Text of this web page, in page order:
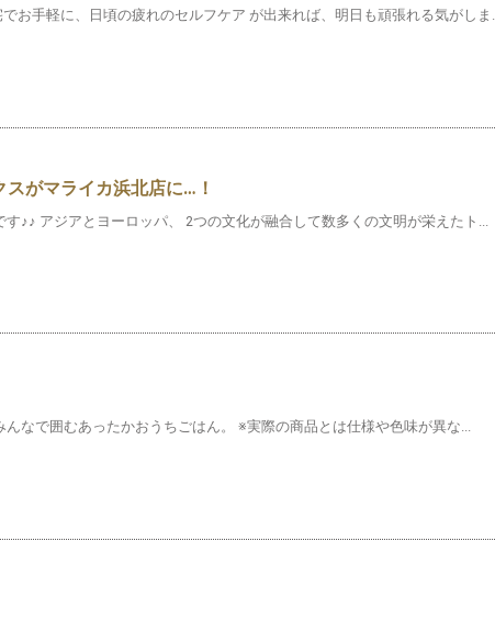
お手軽に、日頃の疲れのセルフケア が出来れば、明日も頑張れる気がしま...
スがマライカ浜北店に…！
す♪♪ アジアとヨーロッパ、 2つの文化が融合して数多くの文明が栄えたト...
んなで囲むあったかおうちごはん。 ※実際の商品とは仕様や色味が異な...